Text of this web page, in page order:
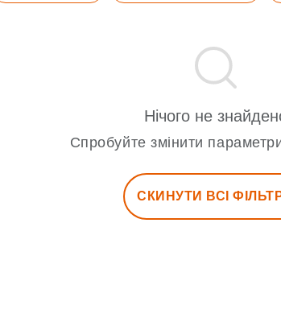
Нічого не
Спробуйте змінити
СКИНУТИ ВСІ